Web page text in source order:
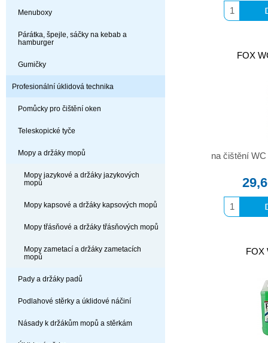
Menuboxy
Párátka, špejle, sáčky na kebab a
hamburger
Gumičky
Profesionální úklidová technika
Pomůcky pro čištění oken
Teleskopické tyče
Mopy a držáky mopů
Mopy jazykové a držáky jazykových
mopů
Mopy kapsové a držáky kapsových mopů
Mopy třásňové a držáky třásňových mopů
Mopy zametací a držáky zametacích
mopů
Pady a držáky padů
Podlahové stěrky a úklidové náčiní
Násady k držákům mopů a stěrkám
FOX
na čištění
FOX